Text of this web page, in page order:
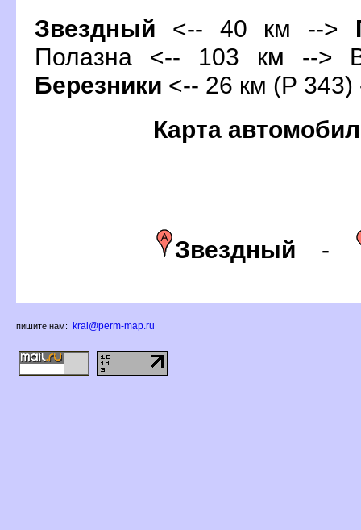
Звездный <-- 40 км -->
Полазна <-- 103 км -->
Березники <-- 26 км (Р
Карта
Звездный -
пишите нам: krai@perm-map.ru